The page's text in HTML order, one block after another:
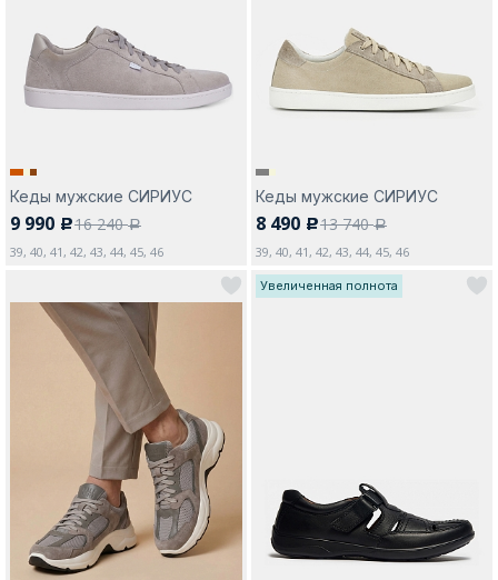
Кеды мужские СИРИУС
9 990 c16 240a
39, 40, 41, 42, 43, 44, 45, 46
Кеды мужские СИРИУС
8 490 c13 740a
39, 40, 41, 42, 43, 44, 45, 46
Увеличенная полнота